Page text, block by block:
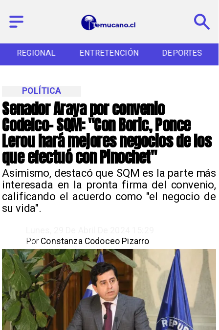
REGIONAL ENTRETENCIÓN DEPORTES
Senador Araya por convenio
Codelco- SQM: "Con Boric, Ponce
Lerou hará mejores negocios de los
que efectuó con Pinochet"
Asimismo, destacó que SQM es la parte más
interesada en la pronta firma del convenio,
calificando el acuerdo como "el negocio de
su vida".
POLÍTICA
Constanza Codoceo Pizarro
Por